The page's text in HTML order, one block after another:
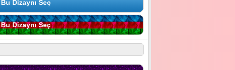
Bu Dizaynı Seç
Bu Dizaynı Seç